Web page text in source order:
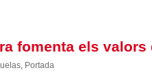
fomenta els
, Portada